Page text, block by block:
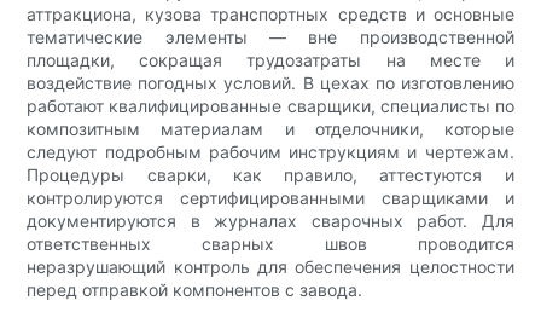
аттракциона, кузова транспортных средств и основные
тематические элементы — вне производственной
площадки, сокращая трудозатраты на месте и
воздействие погодных условий. В цехах по изготовлению
работают квалифицированные сварщики, специалисты по
композитным материалам и отделочники, которые
следуют подробным рабочим инструкциям и чертежам.
Процедуры сварки, как правило, аттестуются и
контролируются сертифицированными сварщиками и
документируются в журналах сварочных работ. Для
ответственных сварных швов проводится
неразрушающий контроль для обеспечения целостности
перед отправкой компонентов с завода.